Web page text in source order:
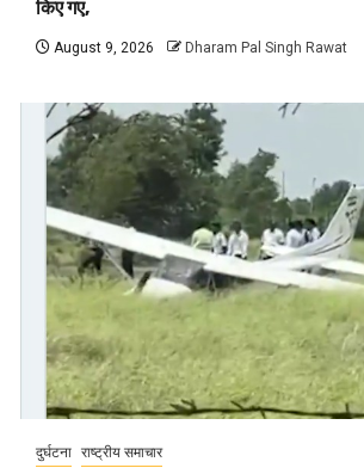
किए गए,
August 9, 2026 Dharam Pal Singh Rawat
दुर्घटना राष्ट्रीय समाचार